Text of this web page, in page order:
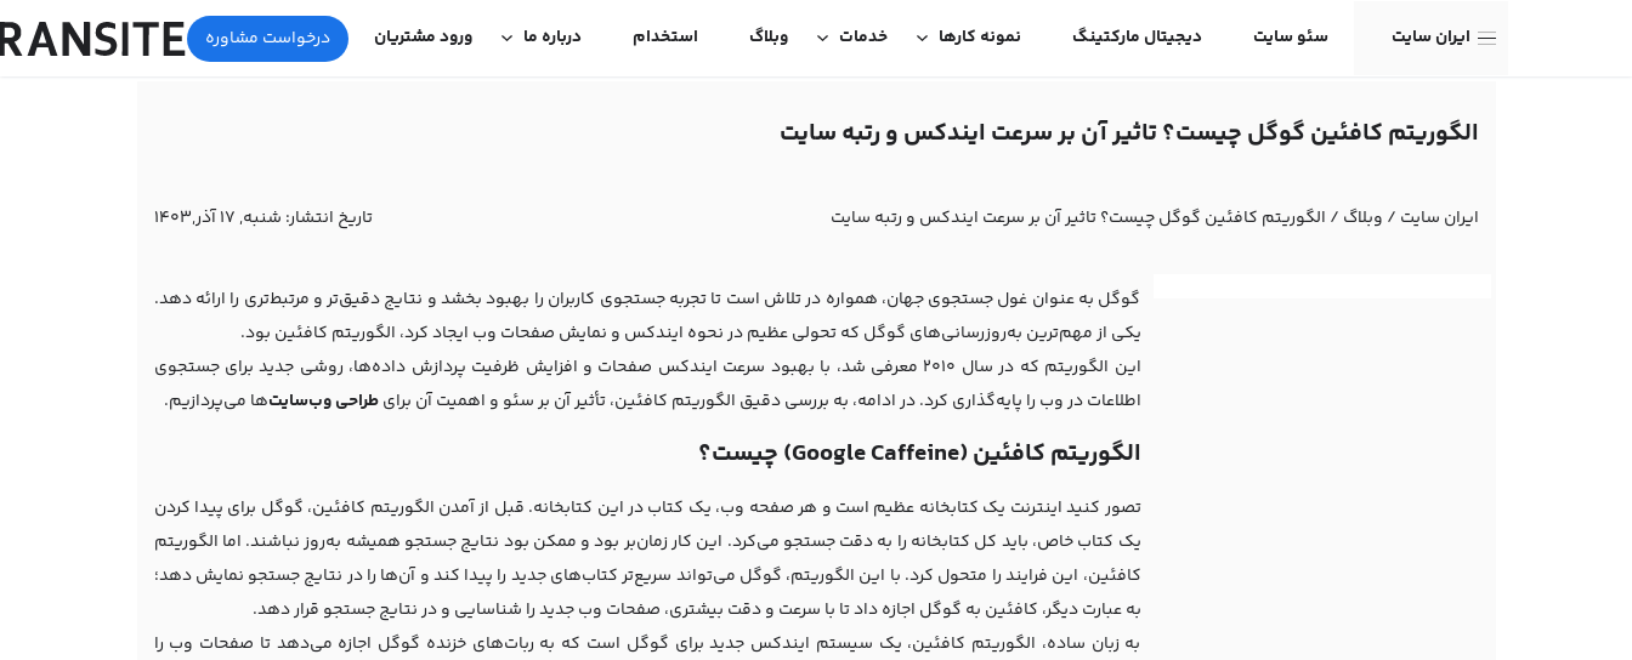
ایران سایت سئو سایت دیجیتال مارکتینگ نمونه کارها خدمات وبلاگ استخدام درباره ما ورود مشتریان درخواست مشاوره
الگوریتم کافئین گوگل چیست؟ تاثیر آن بر سرعت ایندکس و رتبه سایت
ایران سایت / وبلاگ / الگوریتم کافئین گوگل چیست؟ تاثیر آن بر سرعت ایندکس و رتبه سایت تاریخ انتشار: شنبه, 17 آذر,1403
گوگل به عنوان غول جستجوی جهان، همواره در تلاش است تا تجربه جستجوی کاربران را بهبود بخشد و نتایج دقیق‌تر و مرتبط‌تری را ارائه دهد.
یکی از مهم‌ترین به‌روزرسانی‌های گوگل که تحولی عظیم در نحوه ایندکس و نمایش صفحات وب ایجاد کرد، الگوریتم کافئین بود.
این الگوریتم که در سال ۲۰۱۰ معرفی شد، با بهبود سرعت ایندکس صفحات و افزایش ظرفیت پردازش داده‌ها، روشی جدید برای جستجوی
اطلاعات در وب را پایه‌گذاری کرد. در ادامه، به بررسی دقیق الگوریتم کافئین، تأثیر آن بر سئو و اهمیت آن برایطراحی وب‌سایت‌ها می‌پردازیم.
الگوریتم کافئین (Google Caffeine) چیست؟
تصور کنید اینترنت یک کتابخانه عظیم است و هر صفحه وب، یک کتاب در این کتابخانه. قبل از آمدن الگوریتم کافئین، گوگل برای پیدا کردن
یک کتاب خاص، باید کل کتابخانه را به دقت جستجو می‌کرد. این کار زمان‌بر بود و ممکن بود نتایج جستجو همیشه به‌روز نباشند. اما الگوریتم
کافئین، این فرایند را متحول کرد. با این الگوریتم، گوگل می‌تواند سریع‌تر کتاب‌های جدید را پیدا کند و آن‌ها را در نتایج جستجو نمایش دهد؛
به عبارت دیگر، کافئین به گوگل اجازه داد تا با سرعت و دقت بیشتری، صفحات وب جدید را شناسایی و در نتایج جستجو قرار دهد.
به زبان ساده، الگوریتم کافئین، یک سیستم ایندکس جدید برای گوگل است که به ربات‌های خزنده گوگل اجازه می‌دهد تا صفحات وب را